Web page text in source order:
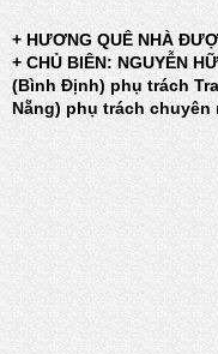
+ HƯƠNG QUÊ NHÀ
+ CHỦ BIÊN: NGUYỄN
(Bình Định) phụ trách
Nẵng) phụ trách chuyên